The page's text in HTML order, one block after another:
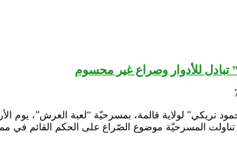
للأدوار وصراع غير محسوم
المسرحيّة موضوع الصّراع على الحكم القائم في